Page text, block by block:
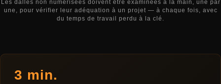
Les dalles non numérisées doivent être examinées à la main, une par
une, pour vérifier leur adéquation à un projet — à chaque fois, avec
du temps de travail perdu à la clé.
3 min.